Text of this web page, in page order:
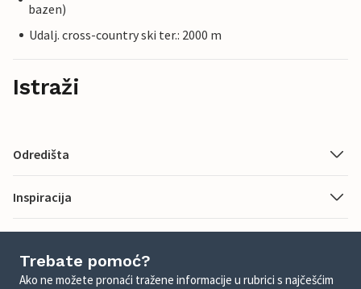
bazen)
Udalj. cross-country ski ter.: 2000 m
Istraži
Odredišta
Inspiracija
Trebate pomoć?
Ako ne možete pronaći tražene informacije u rubrici s najčešćim